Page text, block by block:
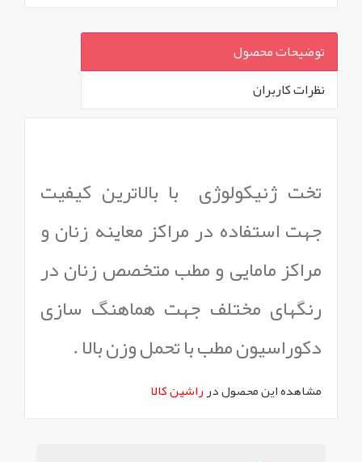
توضیحات محصول
نظرات کاربران
تخت ژنیکولوژی با بالاترین کیفیت
جهت استفاده در مراکز معاینه زنان و
مراکز مامایی و مطب متخصص زنان در
رنگهای مختلف جهت هماهنگ سازی
دکوراسیون مطب با تحمل وزن بالا .
مشاهده این محصول درراشین کالا